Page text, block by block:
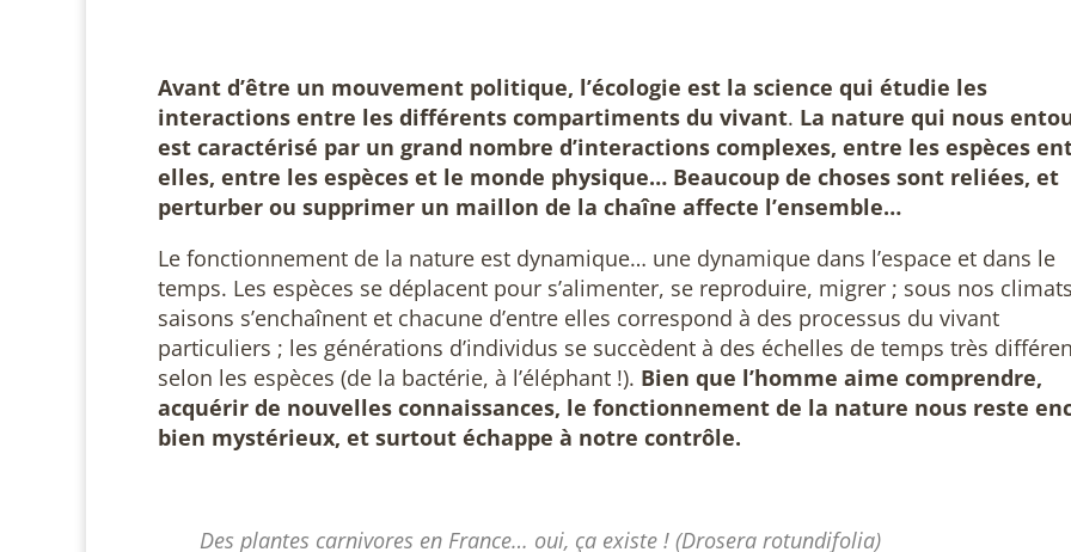
Avant d’être un mouvement politique, l’écologie est la science qui étudie les
interactions entre les différents compartiments du vivant. La nature qui nous
est caractérisé par un grand nombre d’interactions complexes, entre les espèces
elles, entre les espèces et le monde physique… Beaucoup de choses sont reliées, et
perturber ou supprimer un maillon de la chaîne affecte l’ensemble…
Le fonctionnement de la nature est dynamique… une dynamique dans l’espace et dans le
temps. Les espèces se déplacent pour s’alimenter, se reproduire, migrer ; sous nos
saisons s’enchaînent et chacune d’entre elles correspond à des processus du vivant
particuliers ; les générations d’individus se succèdent à des échelles de temps très
selon les espèces (de la bactérie, à l’éléphant !). Bien que l’homme aime comprendre,
acquérir de nouvelles connaissances, le fonctionnement de la nature nous reste
bien mystérieux, et surtout échappe à notre contrôle.
Des plantes carnivores en France… oui, ça existe ! (Drosera rotundifolia)